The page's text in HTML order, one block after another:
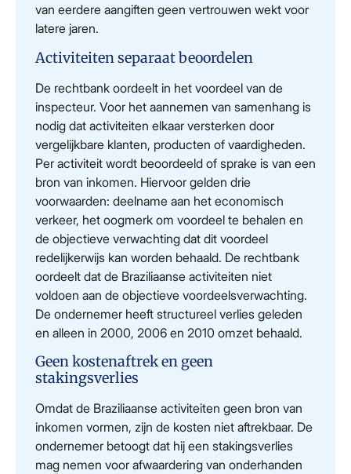
van eerdere aangiften geen vertrouwen wekt voor
latere jaren.
Activiteiten separaat beoordelen
De rechtbank oordeelt in het voordeel van de
inspecteur. Voor het aannemen van samenhang is
nodig dat activiteiten elkaar versterken door
vergelijkbare klanten, producten of vaardigheden.
Per activiteit wordt beoordeeld of sprake is van een
bron van inkomen. Hiervoor gelden drie
voorwaarden: deelname aan het economisch
verkeer, het oogmerk om voordeel te behalen en
de objectieve verwachting dat dit voordeel
redelijkerwijs kan worden behaald. De rechtbank
oordeelt dat de Braziliaanse activiteiten niet
voldoen aan de objectieve voordeelsverwachting.
De ondernemer heeft structureel verlies geleden
en alleen in 2000, 2006 en 2010 omzet behaald.
Geen kostenaftrek en geen
stakingsverlies
Omdat de Braziliaanse activiteiten geen bron van
inkomen vormen, zijn de kosten niet aftrekbaar. De
ondernemer betoogt dat hij een stakingsverlies
mag nemen voor afwaardering van onderhanden